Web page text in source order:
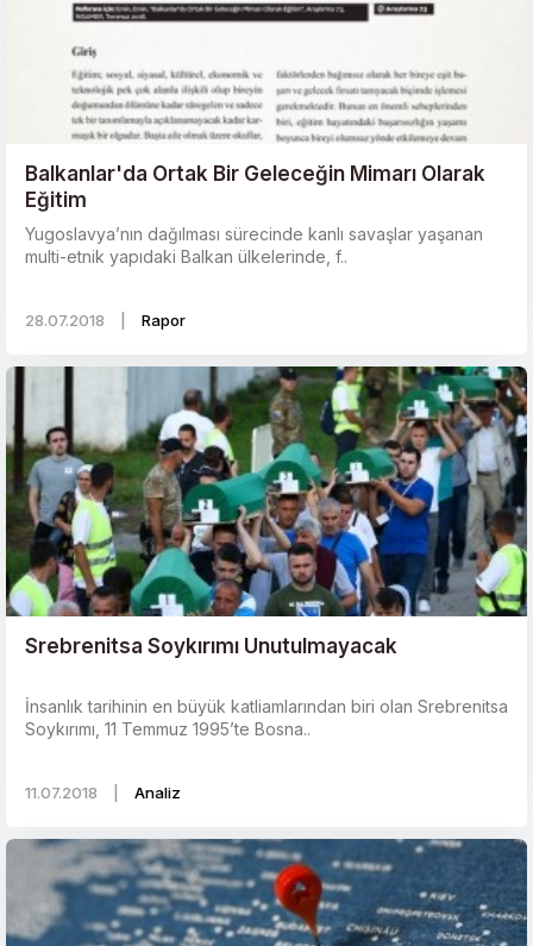
Balkanlar'da Ortak Bir Geleceğin Mimarı Olarak
Eğitim
Yugoslavya’nın dağılması sürecinde kanlı savaşlar yaşanan
multi-etnik yapıdaki Balkan ülkelerinde, f..
28.07.2018 Rapor
Srebrenitsa Soykırımı Unutulmayacak
İnsanlık tarihinin en büyük katliamlarından biri olan Srebrenitsa
Soykırımı, 11 Temmuz 1995’te Bosna..
11.07.2018 Analiz